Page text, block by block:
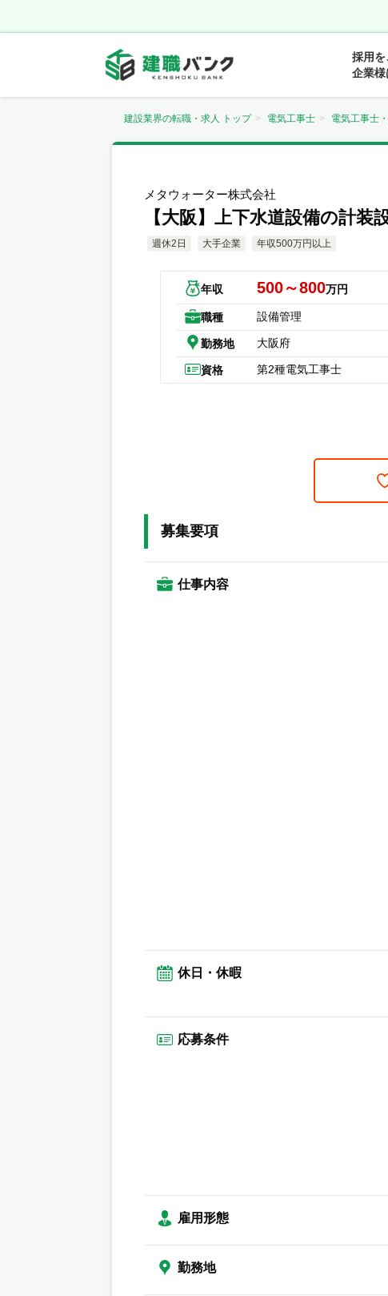
採用
企業様
建設業界の転職・求人 トップ 電気工事士 電気工事士
メタウォーター株式会社
【大阪】上下水道設備の計装
週休2日 大手企業 年収500万円以上
年収 500～800万円
職種 設備管理
勤務地 大阪府
資格 第2種電気工事士
募集要項
仕事内容
休日・休暇
応募条件
雇用形態
勤務地